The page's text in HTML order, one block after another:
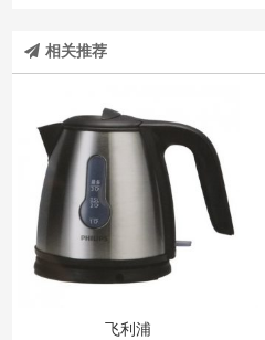
相关推荐
飞利浦